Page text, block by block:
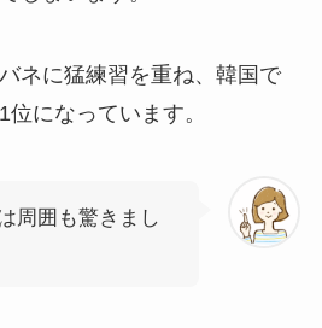
ネに猛練習を重ね、韓国で
になっています。
周囲も驚きまし